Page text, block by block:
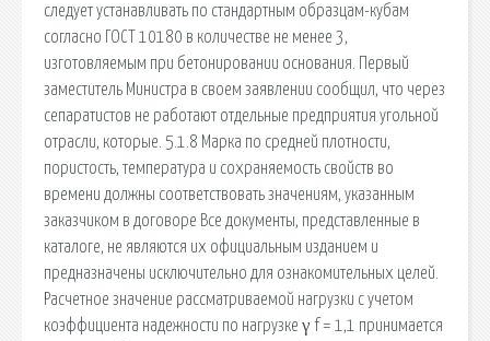
следует устанавливать по стандартным образцам-кубам
согласно ГОСТ 10180 в количестве не менее 3,
изготовляемым при бетонировании основания. Первый
заместитель Министра в своем заявлении сообщил, что через
сепаратистов не работают отдельные предприятия угольной
отрасли, которые. 5.1.8 Марка по средней плотности,
пористость, температура и сохраняемость свойств во
времени должны соответствовать значениям, указанным
заказчиком в договоре Все документы, представленные в
каталоге, не являются их официальным изданием и
предназначены исключительно для ознакомительных целей.
Расчетное значение рассматриваемой нагрузки с учетом
коэффициента надежности по нагрузке γ f = 1,1 принимается